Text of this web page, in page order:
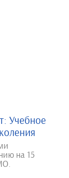
Учебное
на 15